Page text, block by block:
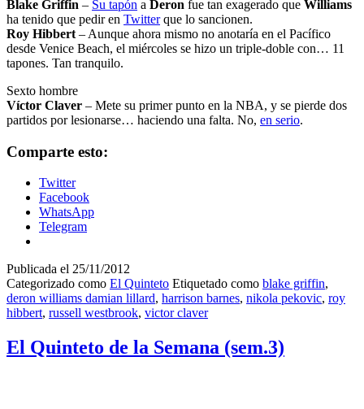
Blake Griffin – Su tapón a Deron fue tan exagerado que Williams
ha tenido que pedir en Twitterque lo sancionen.
Roy Hibbert – Aunque ahora mismo no anotaría en el Pacífico
desde Venice Beach, el miércoles se hizo un triple-doble con… 11
tapones. Tan tranquilo.
Sexto hombre
Víctor Claver – Mete su primer punto en la NBA, y se pierde dos
partidos por lesionarse… haciendo una falta. No, en serio.
Comparte esto:
Twitter
Facebook
WhatsApp
Telegram
Publicada el 25/11/2012
Categorizado como El Quinteto Etiquetado como blake griffin,
deron williams damian lillard, harrison barnes, nikola pekovic, roy
hibbert, russell westbrook, victor claver
El Quinteto de la Semana (sem.3)